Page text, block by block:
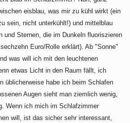
eisblau, was mir zu kühl wirkt (ein
sein, nicht unterkühlt!) und mittelblau
und Sternen, die im Dunkeln fluoriszieren
Euro/Rolle erklärt). Ab "Sonne"
was will ich mit den leuchtenen
etwas Licht in den Raum fällt, ich
üblicherweise habe ich beim Schlafen
Augen sieht man ziemlich wenig,
Wenn ich mich im Schlafzimmer
will, ist das sicher sehr interessant,